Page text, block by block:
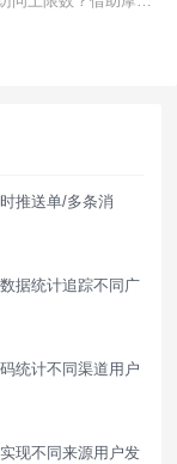
工具，可生成企微/个
推送单/多条消
据统计追踪不同广
统计不同渠道用户
现不同来源用户发